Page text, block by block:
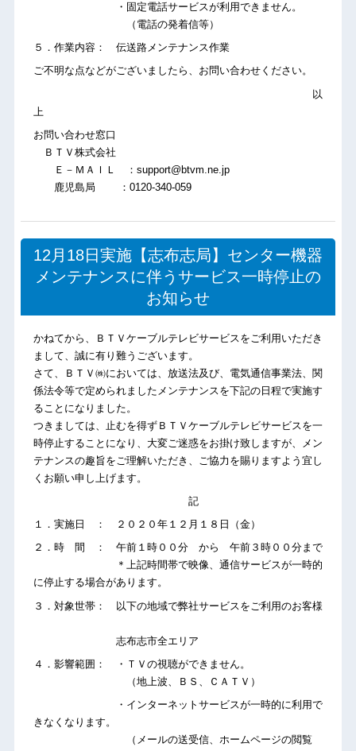
・固定電話サービスが利用できません。
（電話の発着信等）
５．作業内容： 伝送路メンテナンス作業
ご不明な点などがございましたら、お問い合わせください。
以
上
お問い合わせ窓口
ＢＴＶ株式会社
Ｅ－ＭＡＩＬ ：support@btvm.ne.jp
鹿児島局 ：0120-340-059
12月18日実施【志布志局】センター機器
メンテナンスに伴うサービス一時停止の
お知らせ
かねてから、ＢＴＶケーブルテレビサービスをご利用いただき
まして、誠に有り難うございます。
さて、ＢＴＶ㈱においては、放送法及び、電気通信事業法、関
係法令等で定められましたメンテナンスを下記の日程で実施す
ることになりました。
つきましては、止むを得ずＢＴＶケーブルテレビサービスを一
時停止することになり、大変ご迷惑をお掛け致しますが、メン
テナンスの趣旨をご理解いただき、ご協力を賜りますよう宜し
くお願い申し上げます。
記
１．実施日 ： ２０２０年１２月１８日（金）
２．時 間 ： 午前１時００分 から 午前３時００分まで
＊上記時間帯で映像、通信サービスが一時的
に停止する場合があります。
３．対象世帯： 以下の地域で弊社サービスをご利用のお客様
志布志市全エリア
４．影響範囲： ・ＴＶの視聴ができません。
（地上波、ＢＳ、ＣＡＴＶ）
・インターネットサービスが一時的に利用で
きなくなります。
（メールの送受信、ホームページの閲覧